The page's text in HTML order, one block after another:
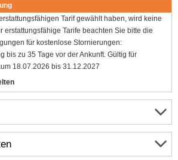
Tarif gewählt haben, wird keine
erstattungsfähige Tarife beachten Sie bitte die
für kostenlose Stornierungen:
bis zu 35 Tage vor der Ankunft. Gültig für
18.07.2026 bis 31.12.2027